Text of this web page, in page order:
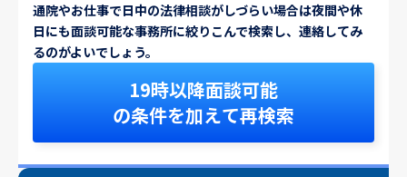
通院やお仕事で日中の法律相談がしづらい場合は夜間や休
日にも面談可能な事務所に絞りこんで検索し、連絡してみ
るのがよいでしょう。
19時以降面談可能
の条件を加えて再検索